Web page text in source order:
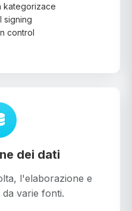
kategorizace
signing
control
dei dati
l'elaborazione e
da varie fonti.